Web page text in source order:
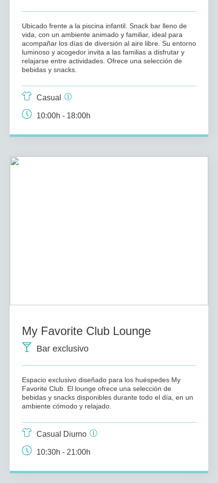
Ubicado frente a la piscina infantil. Snack bar lleno de
vida, con un ambiente animado y familiar, ideal para
acompañar los días de diversión al aire libre. Su entorno
luminoso y acogedor invita a las familias a disfrutar y
relajarse entre actividades. Ofrece una selección de
bebidas y snacks.
Casual
10:00h - 18:00h
My Favorite Club Lounge
Bar exclusivo
Espacio exclusivo diseñado para los huéspedes My
Favorite Club. El lounge ofrece una selección de
bebidas y snacks disponibles durante todo el día, en un
ambiente cómodo y relajado.
Casual Diurno
10:30h - 21:00h